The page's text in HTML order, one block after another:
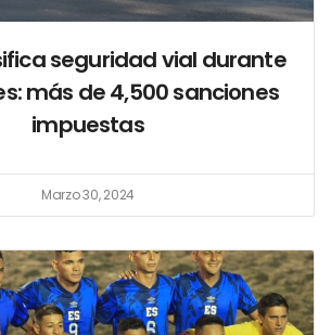
seguridad vial durante
más de 4,500 sanciones
impuestas
Marzo 30, 2024